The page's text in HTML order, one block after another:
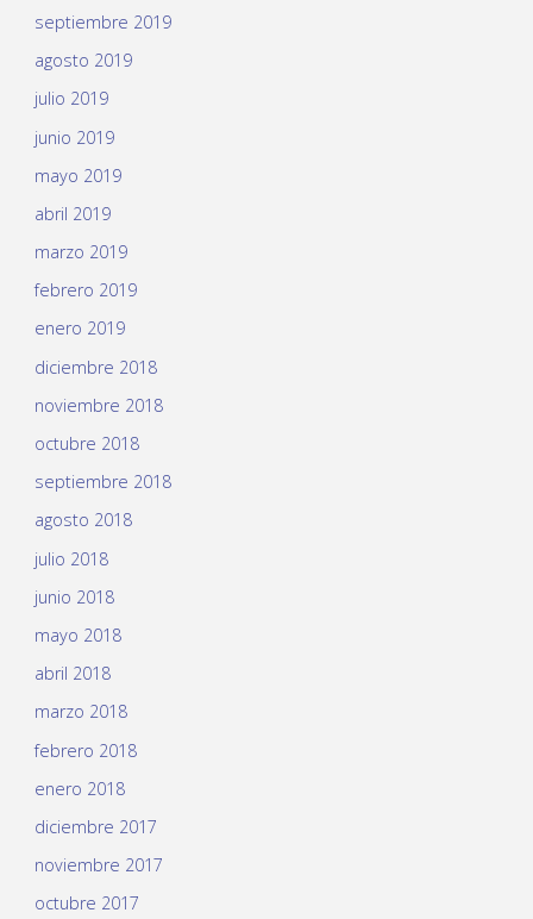
septiembre 2019
agosto 2019
julio 2019
junio 2019
mayo 2019
abril 2019
marzo 2019
febrero 2019
enero 2019
diciembre 2018
noviembre 2018
octubre 2018
septiembre 2018
agosto 2018
julio 2018
junio 2018
mayo 2018
abril 2018
marzo 2018
febrero 2018
enero 2018
diciembre 2017
noviembre 2017
octubre 2017